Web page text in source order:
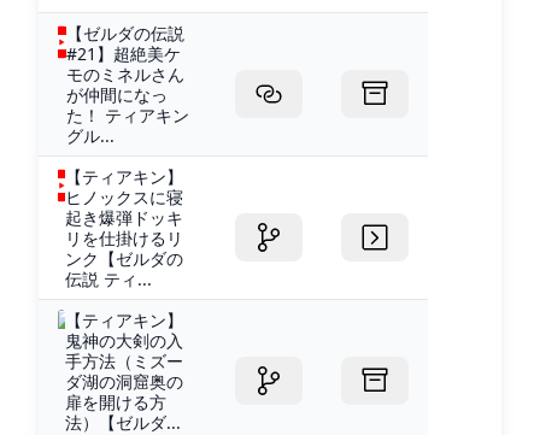
【ゼルダの伝説
#21】超絶美ケ
モのミネルさん
が仲間になっ
た！ ティアキン
グル...
【ティアキン】
ヒノックスに寝
起き爆弾ドッキ
リを仕掛けるリ
ンク【ゼルダの
伝説 ティ...
【ティアキン】
鬼神の大剣の入
手方法（ミズー
ダ湖の洞窟奥の
扉を開ける方
法）【ゼルダ...